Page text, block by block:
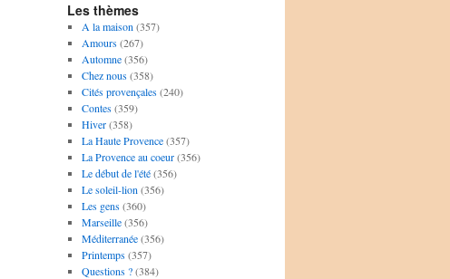
Les thèmes
A la maison (357)
Amours(267)
Automne(356)
Chez nous(358)
Cités provençales(240)
Contes(359)
Hiver(358)
La Haute Provence(357)
La Provence au coeur(356)
Le début de l'été(356)
Le soleil-lion (356)
Les gens(360)
Marseille(356)
Méditerranée(356)
Printemps(357)
Questions ?(384)